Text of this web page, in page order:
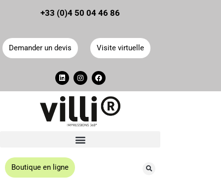
Panneau de gestion des cookies
+33 (0)4 50 04 46 86
Demander un devis Visite virtuelle
Boutique en ligne